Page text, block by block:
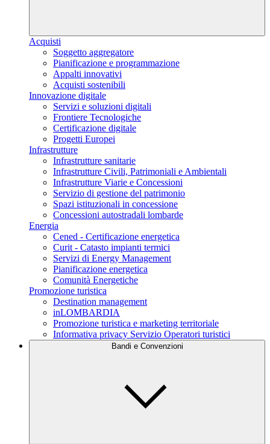
Acquisti
Soggetto aggregatore
Pianificazione e programmazione
Appalti innovativi
Acquisti sostenibili
Innovazione digitale
Servizi e soluzioni digitali
Frontiere Tecnologiche
Certificazione digitale
Progetti Europei
Infrastrutture
Infrastrutture sanitarie
Infrastrutture Civili, Patrimoniali e Ambientali
Infrastrutture Viarie e Concessioni
Servizio di gestione del patrimonio
Spazi istituzionali in concessione
Concessioni autostradali lombarde
Energia
Cened - Certificazione energetica
Curit - Catasto impianti termici
Servizi di Energy Management
Pianificazione energetica
Comunità Energetiche
Promozione turistica
Destination management
inLOMBARDIA
Promozione turistica e marketing territoriale
Informativa privacy Servizio Operatori turistici
Bandi e Convenzioni